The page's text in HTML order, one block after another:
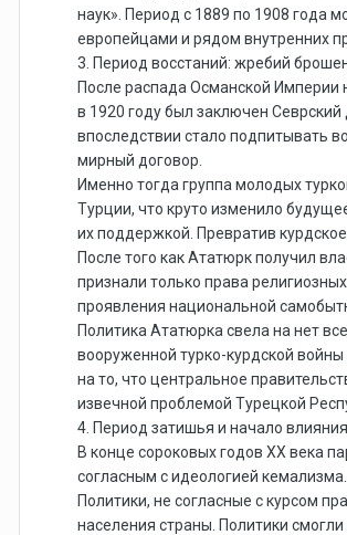
наук». Период с 1889 по 1908 года
европейцами и рядом внутренних
3. Период восстаний: жребий
После распада Османской Империи
в 1920 году был заключен
впоследствии стало подпитывать
мирный договор.
Именно тогда группа молодых
Турции, что круто изменило
их поддержкой. Превратив
После того как Ататюрк получил
признали только права
проявления национальной
Политика Ататюрка свела на нет
вооруженной турко-курдской
на то, что центральное
извечной проблемой Турецкой
4. Период затишья и начало
В конце сороковых годов ХХ века
согласным с идеологией кемализма.
Политики, не согласные с курсом
населения страны. Политики